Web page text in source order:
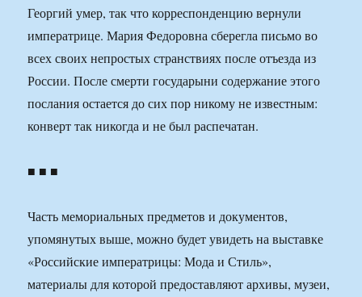
Георгий умер, так что корреспонденцию вернули
императрице. Мария Федоровна сберегла письмо во
всех своих непростых странствиях после отъезда из
России. После смерти государыни содержание этого
послания остается до сих пор никому не известным:
конверт так никогда и не был распечатан.
■ ■ ■
Часть мемориальных предметов и документов,
упомянутых выше, можно будет увидеть на выставке
«Российские императрицы: Мода и Стиль»,
материалы для которой предоставляют архивы, музеи,